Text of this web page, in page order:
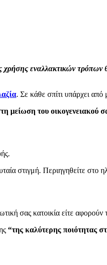
χρήσης εναλλακτικών τρόπων
. Σε κάθε σπίτι υπάρχει από
μείωση του οικογενειακού
στιγμή. Περιηγηθείτε στο
σας κατοικία είτε αφορούν
“της καλύτερης ποιότητας